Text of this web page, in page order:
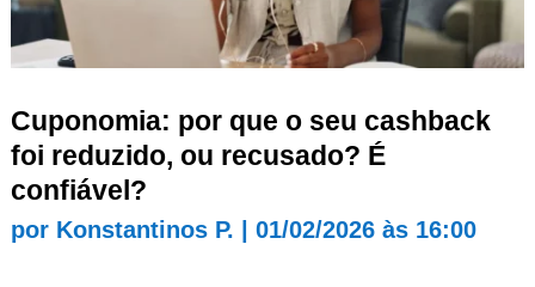
Cuponomia: por que o seu cashback
foi reduzido, ou recusado? É
confiável?
por Konstantinos P. 01/02/2026 às 16:00